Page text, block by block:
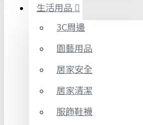
生活用品
3C周邊
園藝用品
居家安全
居家清潔
服飾鞋襪